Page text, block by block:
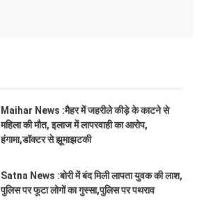
Maihar News :मैहर में जहरीले कीड़े के काटने से
महिला की मौत, इलाज में लापरवाही का आरोप,
हंगामा,डॉक्टर से झूमाझटकी
Satna News :बोरी में बंद मिली लापता युवक की लाश,
पुलिस पर फूटा लोगों का गुस्सा,पुलिस पर पथराव